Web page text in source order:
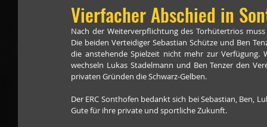
Vierfacher Abschied in
Nach der Weiterverpflichtung des Torhütertrios
Die beiden Verteidiger Sebastian Schütze und Ben
die anstehende Spielzeit nicht mehr zur Verfügung.
wechseln Lukas Stadelmann und Ben Tenzer den
privaten Gründen die Schwarz-Gelben.
Der ERC Sonthofen bedankt sich bei Sebastian, Ben,
Gute für ihre private und sportliche Zukunft.